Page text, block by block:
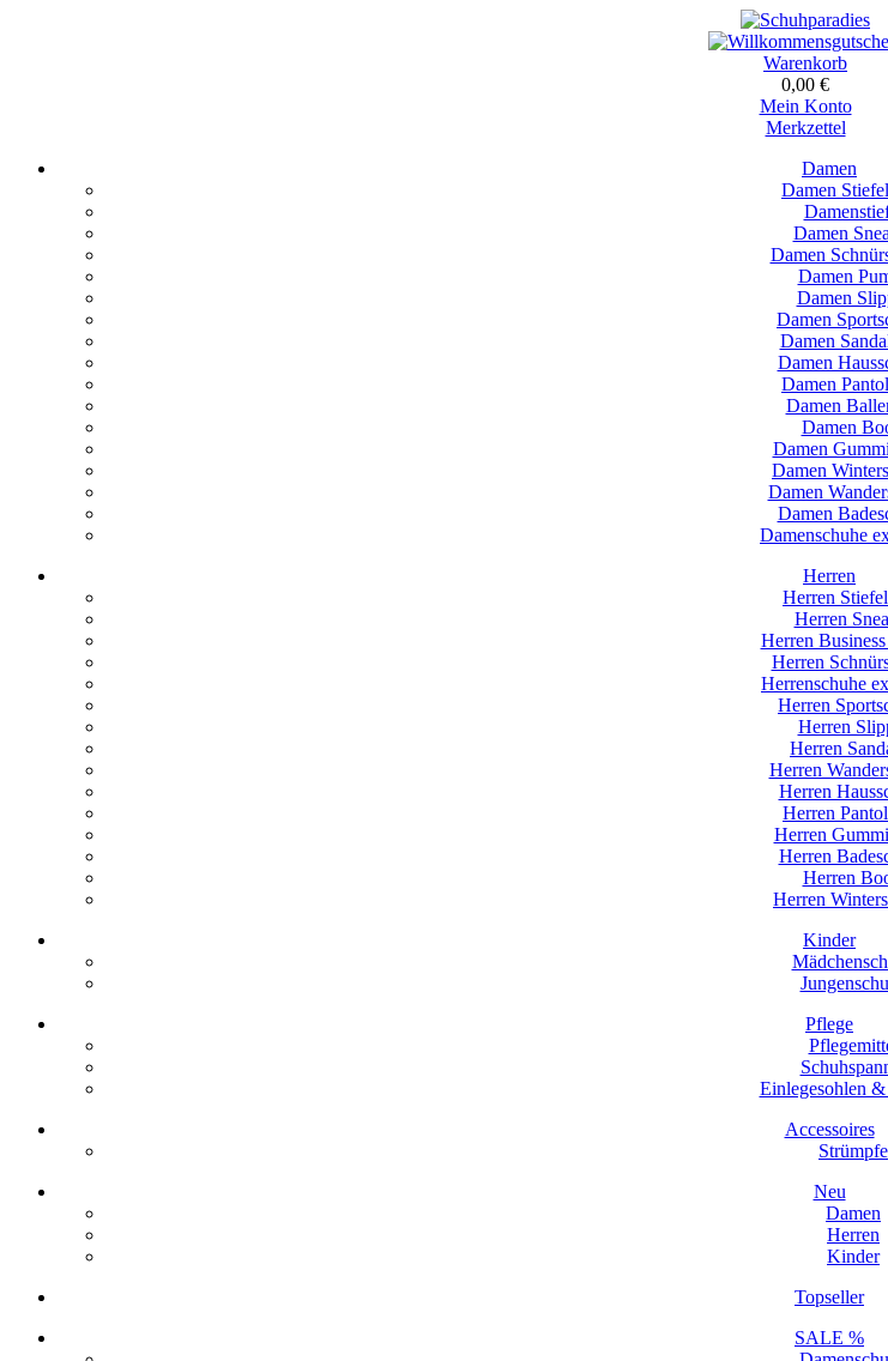
Warenkorb
0,00 €
Mein Konto
Merkzettel
Damen
Damen
Damen
Damen
Damen
Damen
Damen
Damen
Damen
Damen
Damen
Damen
Damen
Damen
Damen
Damen
Damenschuhe
Herren
Herren
Herren
Herren
Herren
Herrenschuhe
Herren
Herren
Herren
Herren
Herren
Herren
Herren
Herren
Herren
Herren
Kinder
Pflege
Einlegesohlen
Accessoires
Strümpfe
Neu
Damen
Herren
Kinder
Topseller
SALE %